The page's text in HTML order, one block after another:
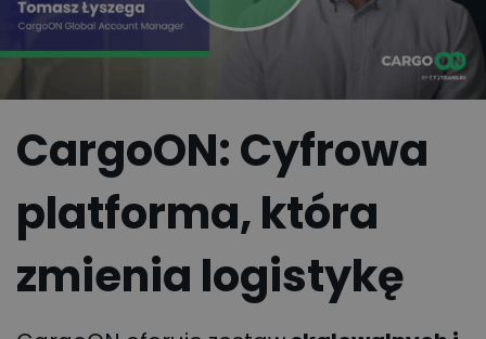
CargoON: Cyfrowa
platforma, która
zmienia logistykę